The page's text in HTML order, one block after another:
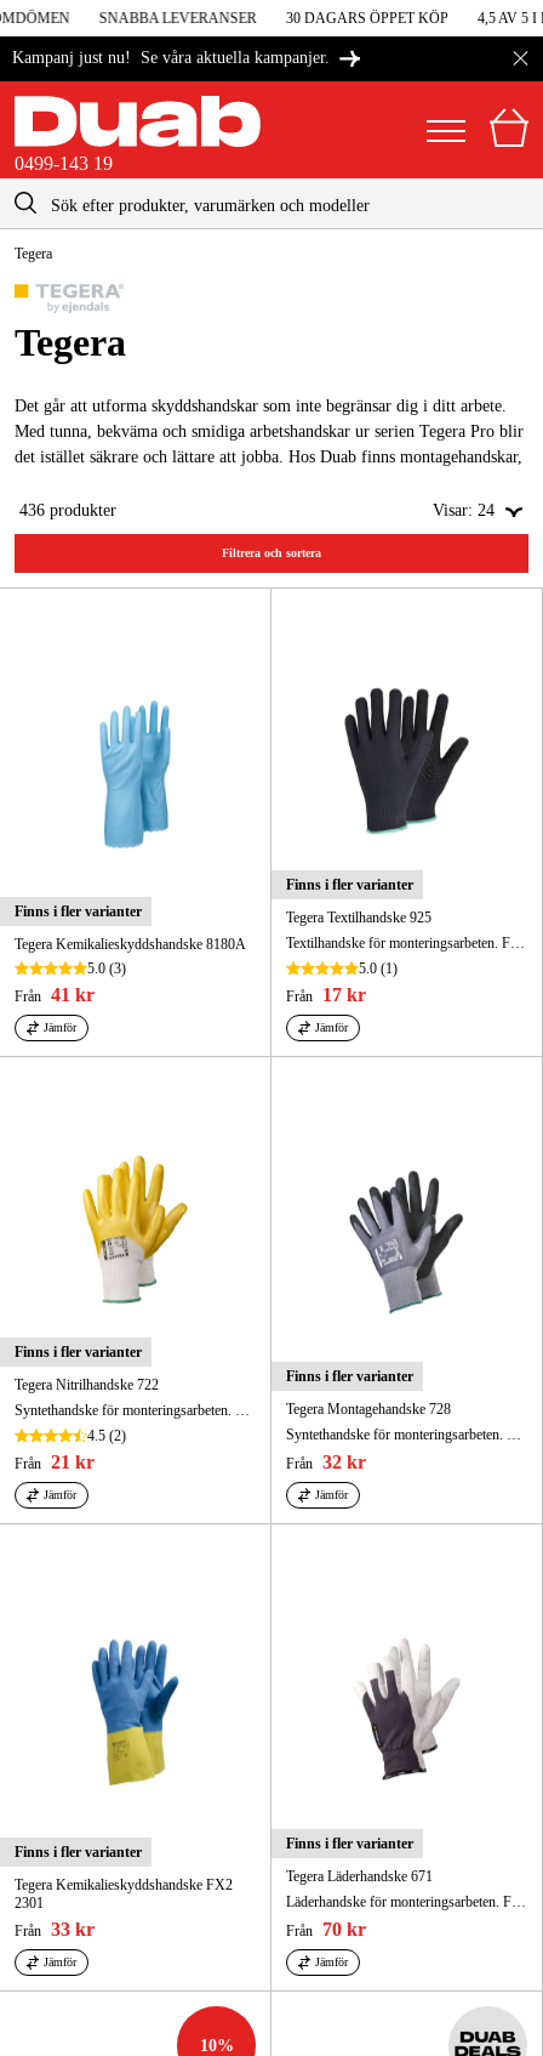
SNABBA LEVERANSER 30 DAGARS ÖPPET KÖP 4,5 AV 5 I
Kampanj just nu! Se våra aktuella kampanjer.
0499-143 19
Sverige
Danmark
Suomi
Norge
Deutschland
Maskiner & verktyg
Maskintillbehör & förbrukning
El & bygg
Skog & trädgård
Varumärken
Artiklar & Guider
Kontakt & Öppettider
FAQ
kontakt@duab.se
Tegera
Tegera
Det går att utforma skyddshandskar som inte begränsar dig i ditt arbete.
Med tunna, bekväma och smidiga arbetshandskar ur serien Tegera Pro blir
det istället säkrare och lättare att jobba. Hos Duab finns montagehandskar,
andra typer av arbetshandskar.
436 produkter Visar: 24
Filtrera och sortera
Finns i fler varianter
Tegera Kemikalieskyddshandske 8180A
5.0 (3)
Från 41 kr
Jämför
Finns i fler varianter
Tegera Textilhandske 925
5.0 (1)
Från
17 kr
Jämför
Finns i fler varianter
Tegera Nitrilhandske 722
Syntethandske för monteringsarbeten. Vatten- och oljeavvisande innerhand.
4.5 (2)
Från 21 kr
Jämför
Finns i fler varianter
Tegera Montagehandske 728
Syntethandske för monteringsarbeten. Olje- och fettresistent innerhand.
Från 32 kr
Jämför
Finns i fler varianter
Tegera Kemikalieskyddshandske FX2
2301
Från 33 kr
Jämför
Finns i fler varianter
Tegera Läderhandske 671
Läderhandske för monteringsarbeten. Förstärkt pekfinger, förstärkta fingrar och tumme.
Från
70 kr
Jämför
10%